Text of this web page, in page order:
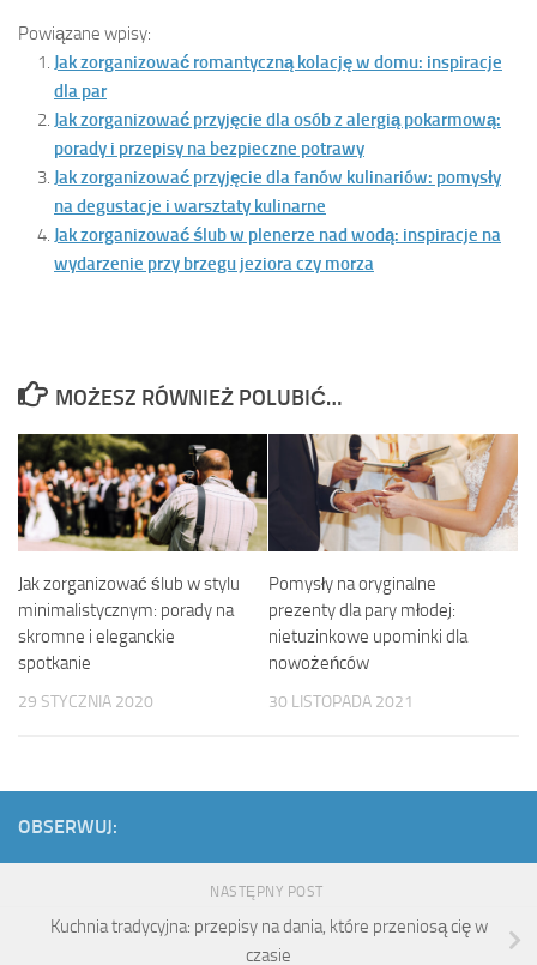
Powiązane wpisy:
Jak zorganizować romantyczną kolację w domu: inspiracje
dla par
Jak zorganizować przyjęcie dla osób z alergią pokarmową:
porady i przepisy na bezpieczne potrawy
Jak zorganizować przyjęcie dla fanów kulinariów: pomysły
na degustacje i warsztaty kulinarne
Jak zorganizować ślub w plenerze nad wodą: inspiracje na
wydarzenie przy brzegu jeziora czy morza
MOŻESZ RÓWNIEŻ POLUBIĆ…
Jak zorganizować ślub w stylu
minimalistycznym: porady na
skromne i eleganckie
spotkanie
29 STYCZNIA 2020
Pomysły na oryginalne
prezenty dla pary młodej:
nietuzinkowe upominki dla
nowożeńców
30 LISTOPADA 2021
OBSERWUJ:
NASTĘPNY POST
Kuchnia tradycyjna: przepisy na dania, które przeniosą cię w
czasie